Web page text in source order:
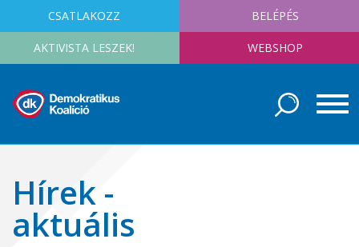
CSATLAKOZZ BELÉPÉS
AKTIVISTA LESZEK! WEBSHOP
Hírek -
aktuális